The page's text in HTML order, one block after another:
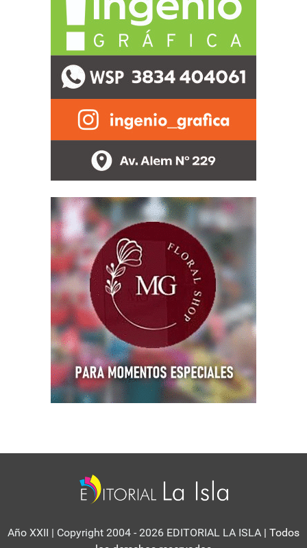
Año XXII | Copyright 2004 - 2026 EDITORIAL LA ISLA | Todos